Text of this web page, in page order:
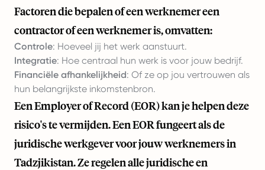
Factoren die bepalen of een werknemer een
contractor of een werknemer is, omvatten:
Controle: Hoeveel jij het werk aanstuurt.
Integratie: Hoe centraal hun werk is voor jouw bedrijf.
Financiële afhankelijkheid: Of ze op jou vertrouwen als
hun belangrijkste inkomstenbron.
Een Employer of Record (EOR) kan je helpen deze
risico's te vermijden. Een EOR fungeert als de
juridische werkgever voor jouw werknemers in
Tadzjikistan. Ze regelen alle juridische en